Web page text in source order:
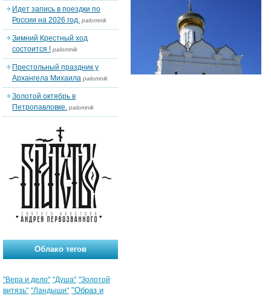
Идет запись в поездки по
России на 2026 год. palomnik
Зимний Крестный ход
состоится ! palomnik
Престольный праздник у
Архангела Михаила palomnik
Золотой октябрь в
Петропавловке. palomnik
Облако тегов
"Вера и дело" "Душа" "Золотой
витязь" "Ландыши" "Образ и